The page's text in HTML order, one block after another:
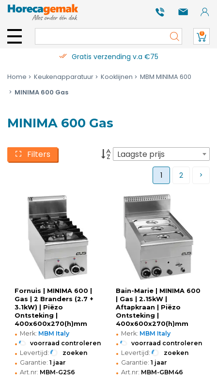
0
Gratis verzending v.a €75
Home Keukenapparatuur Kooklijnen
MBM MINIMA 600
MINIMA 600 Gas
MINIMA 600 Gas
Filters Laagste prijs
1 2
Fornuis | MINIMA 600 |
Gas | 2 Branders (2.7 +
3.1kW) | Piëzo
Ontsteking |
400x600x270(h)mm
• Merk: MBM Italy
• voorraad controleren
• Levertijd: zoeken
• Garantie: 1 jaar
• Art.nr: MBM-G2S6
Bain-Marie | MINIMA 600
| Gas | 2.15kW |
Aftapkraan | Piëzo
Ontsteking |
400x600x270(h)mm
• Merk: MBM Italy
• voorraad controleren
• Levertijd: zoeken
• Garantie: 1 jaar
• Art.nr: MBM-GBM46